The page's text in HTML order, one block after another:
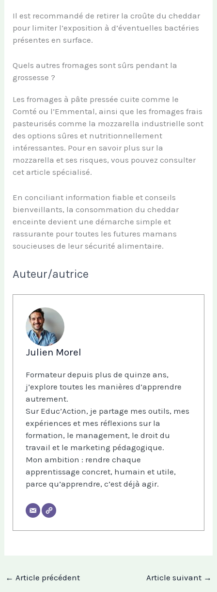
Il est recommandé de retirer la croûte du cheddar
pour limiter l’exposition à d’éventuelles bactéries
présentes en surface.
Quels autres fromages sont sûrs pendant la
grossesse ?
Les fromages à pâte pressée cuite comme le
Comté ou l’Emmental, ainsi que les fromages frais
pasteurisés comme la mozzarella industrielle sont
des options sûres et nutritionnellement
intéressantes. Pour en savoir plus sur la
mozzarella et ses risques, vous pouvez consulter
cet article spécialisé.
En conciliant information fiable et conseils
bienveillants, la consommation du cheddar
enceinte devient une démarche simple et
rassurante pour toutes les futures mamans
soucieuses de leur sécurité alimentaire.
Auteur/autrice
Julien Morel
Formateur depuis plus de quinze ans,
j’explore toutes les manières d’apprendre
autrement.
Sur Educ’Action, je partage mes outils, mes
expériences et mes réflexions sur la
formation, le management, le droit du
travail et le marketing pédagogique.
Mon ambition : rendre chaque
apprentissage concret, humain et utile,
parce qu’apprendre, c’est déjà agir.
← Article précédent Article suivant →